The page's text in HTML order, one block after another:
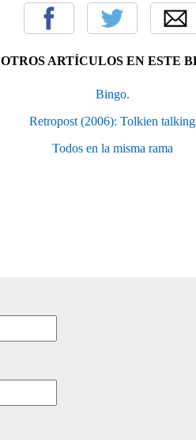
OTROS ARTÍCULOS EN ESTE
Bingo.
Retropost (2006): Tolkien talking
Todos en la misma rama